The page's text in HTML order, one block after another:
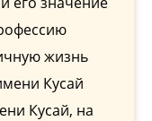
жизнь
Кусай
Кусай, на